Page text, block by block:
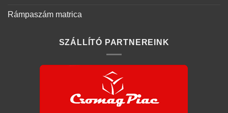
Rámpaszám matrica
SZÁLLÍTÓ PARTNEREINK